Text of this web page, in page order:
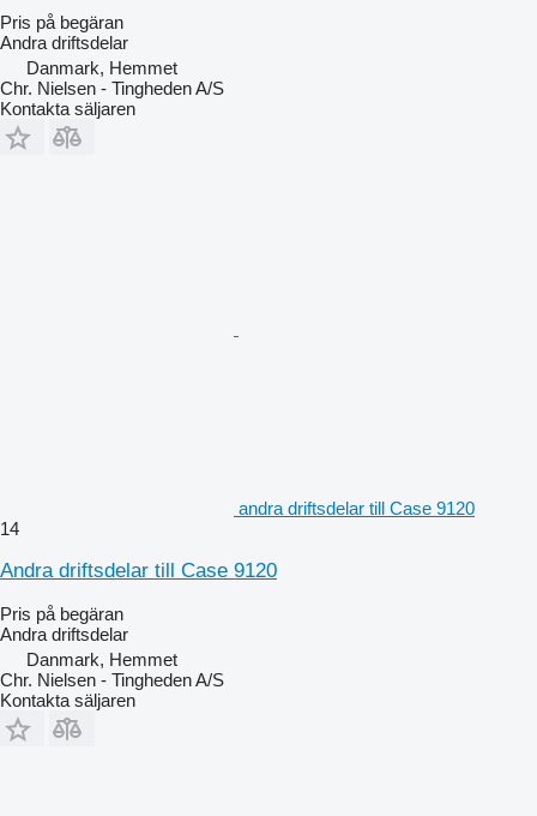
Pris på begäran
Andra driftsdelar
Danmark, Hemmet
Chr. Nielsen - Tingheden A/S
Kontakta säljaren
andra driftsdelar till Case 9120
14
Andra driftsdelar till Case 9120
Pris på begäran
Andra driftsdelar
Danmark, Hemmet
Chr. Nielsen - Tingheden A/S
Kontakta säljaren